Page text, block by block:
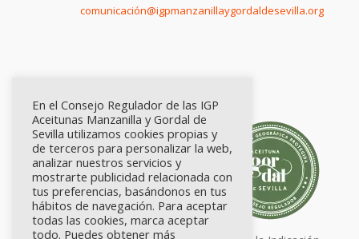
comunicación@igpmanzanillaygordaldesevilla.org
En el Consejo Regulador de las IGP
Aceitunas Manzanilla y Gordal de
Sevilla utilizamos cookies propias y
de terceros para personalizar la web,
analizar nuestros servicios y
mostrarte publicidad relacionada con
tus preferencias, basándonos en tus
hábitos de navegación. Para aceptar
todas las cookies, marca aceptar
todo. Puedes obtener más